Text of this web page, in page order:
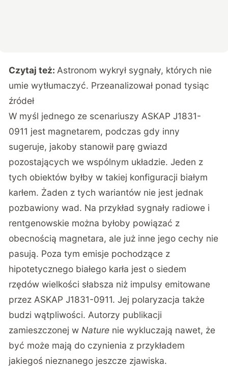
Czytaj też: Astronom wykrył sygnały, których nie
umie wytłumaczyć. Przeanalizował ponad tysiąc
źródeł
W myśl jednego ze scenariuszy ASKAP J1831-
0911 jest magnetarem, podczas gdy inny
sugeruje, jakoby stanowił parę gwiazd
pozostających we wspólnym układzie. Jeden z
tych obiektów byłby w takiej konfiguracji białym
karłem. Żaden z tych wariantów nie jest jednak
pozbawiony wad. Na przykład sygnały radiowe i
rentgenowskie można byłoby powiązać z
obecnością magnetara, ale już inne jego cechy nie
pasują. Poza tym emisje pochodzące z
hipotetycznego białego karła jest o siedem
rzędów wielkości słabsza niż impulsy emitowane
przez ASKAP J1831-0911. Jej polaryzacja także
budzi wątpliwości. Autorzy publikacji
zamieszczonej w Nature nie wykluczają nawet, że
być może mają do czynienia z przykładem
jakiegoś nieznanego jeszcze zjawiska.